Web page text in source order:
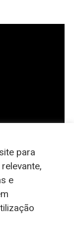
para
e